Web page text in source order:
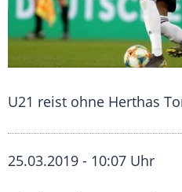
U21 reist ohne Herthas
25.03.2019 - 10:07 Uhr